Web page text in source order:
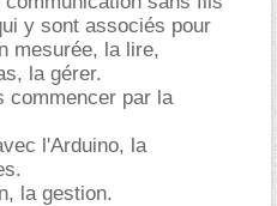
y sont associés pour
mesurée, la lire,
la gérer.
commencer par la
l'Arduino, la
la gestion.